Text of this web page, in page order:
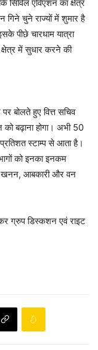
सिविल एविएशन का क्षेत्र
गिने चुने राज्यों में शुमार है
पीछे चारधाम यात्रा
में सुधार करने की
बोलते हुए वित्त सचिव
को बढ़ाना होगा। अभी 50
स्टाम्प से आता है।
को इनका इनकम
आबकारी और वन
ग्रुप डिस्कशन एवं राइट